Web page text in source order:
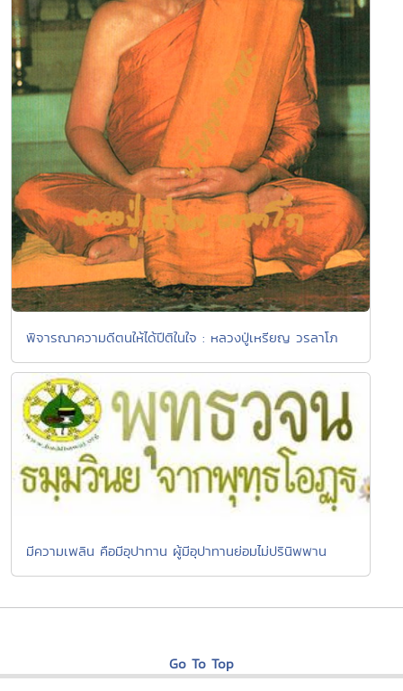
พิจารณาความดีตนให้ได้ปีติในใจ : หลวงปู่เหรียญ วรลาโภ
มีความเพลิน คือมีอุปาทาน ผู้มีอุปาทานย่อมไม่ปรินิพพาน
Go To Top